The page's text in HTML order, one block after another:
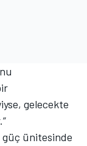
gelecekte
güç ünitesinde